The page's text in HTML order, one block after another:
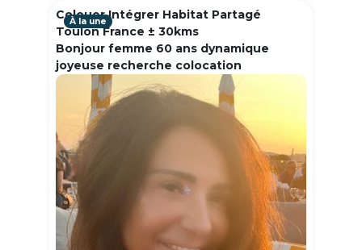
Colouer Intégrer Habitat Partagé
Toulon France ± 30kms
Bonjour femme 60 ans dynamique
joyeuse recherche colocation
À la une